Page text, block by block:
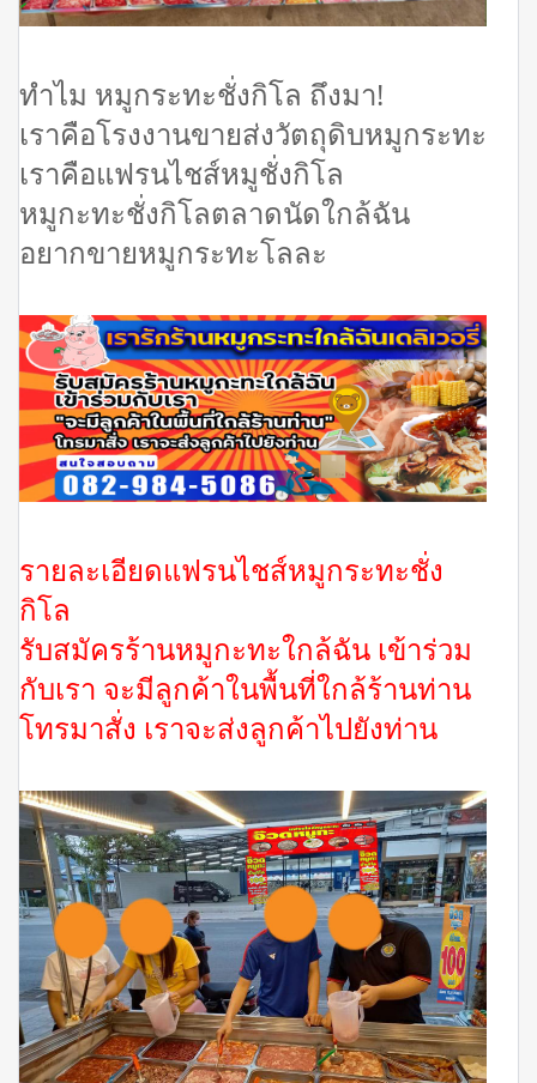
ทำไม หมูกระทะชั่งกิโล ถึงมา!
เราคือโรงงานขายส่งวัตถุดิบหมูกระทะ
เราคือแฟรนไชส์หมูชั่งกิโล
หมูกะทะชั่งกิโลตลาดนัดใกล้ฉัน
อยากขายหมูกระทะโลละ
รายละเอียดแฟรนไชส์หมูกระทะชั่ง
กิโล
รับสมัครร้านหมูกะทะใกล้ฉัน เข้าร่วม
กับเรา จะมีลูกค้าในพื้นที่ใกล้ร้านท่าน
โทรมาสั่ง เราจะส่งลูกค้าไปยังท่าน